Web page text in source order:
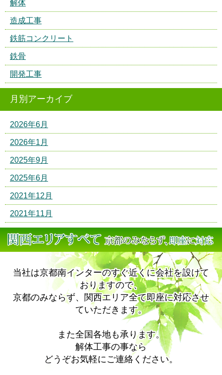
解体
造成工事
鉄筋コンクリート
鉄骨
開発工事
月別アーカイブ
2026年6月
2026年1月
2025年9月
2025年6月
2021年12月
2021年11月
当社は京都南インターのすぐ近くに会社を設けて
おりますので、
京都のみならず、関西エリア全て即座に対応させ
ていただきます。
また全国各地も承ります。
解体工事の事なら
どうぞお気軽にご連絡ください。